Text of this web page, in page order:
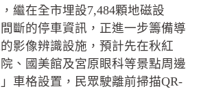
繼在全市埋設7,484顆地磁設
斷的停車資訊，正進一步籌備導
影像辨識設施，預計先在秋紅
、國美館及宮原眼科等景點周邊
」車格設置，民眾駛離前掃描QR-